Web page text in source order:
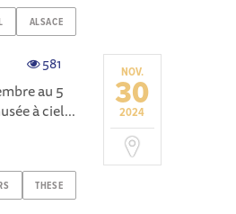
ALSACE
NOV.
30
2024
581
au 5
à ciel...
THESE